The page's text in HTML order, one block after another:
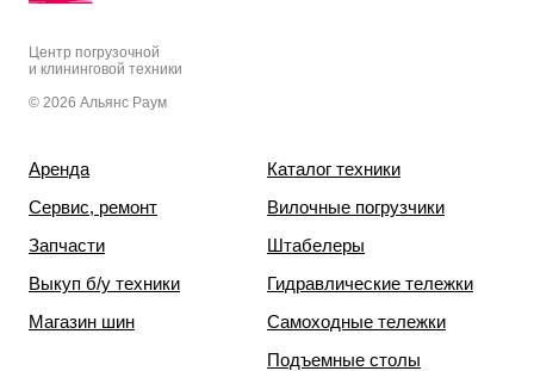
Центр погрузочной
и клининговой техники
© 2026 Альянс Раум
Аренда
Сервис, ремонт
Запчасти
Выкуп б/у техники
Магазин шин
Каталог техники
Вилочные погрузчики
Штабелеры
Гидравлические тележки
Самоходные тележки
Подъемные столы